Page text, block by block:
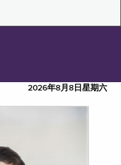
2026年8月8日星期六